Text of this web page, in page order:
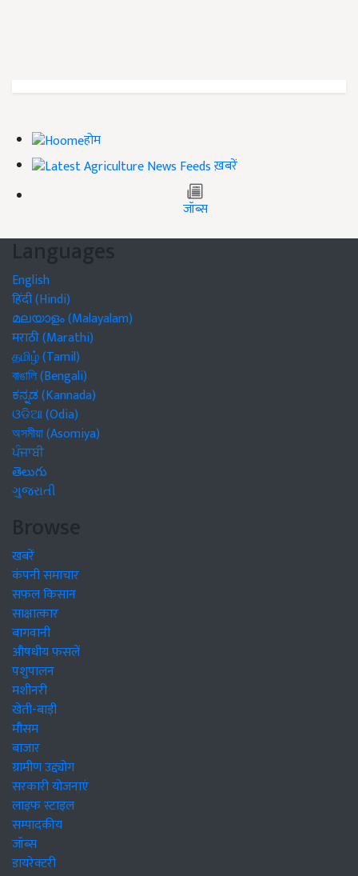
होम
ख़बरें
जॉब्स
Languages
English
हिंदी (Hindi)
മലയാളം (Malayalam)
मराठी (Marathi)
தமிழ் (Tamil)
বাঙালি (Bengali)
ಕನ್ನಡ (Kannada)
ଓଡିଆ (Odia)
অসমীয়া (Asomiya)
ਪੰਜਾਬੀ
తెలుగు
ગુજરાતી
Browse
खबरें
कंपनी समाचार
सफल किसान
साक्षात्कार
बागवानी
औषधीय फसलें
पशुपालन
मशीनरी
खेती-बाड़ी
मौसम
बाजार
ग्रामीण उद्द्योग
सरकारी योजनाएं
लाइफ स्टाइल
सम्पादकीय
जॉब्स
डायरेक्टरी